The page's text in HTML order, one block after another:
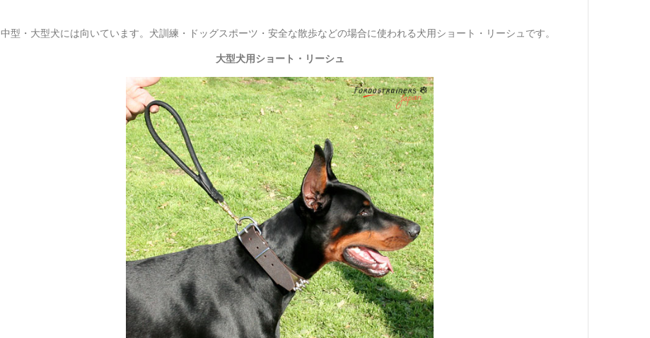
中型・大型犬には向いています。犬訓練・ドッグスポーツ・安全な散歩などの場合に使われる犬用ショート・リーシュです。
大型犬用ショート・リーシュ